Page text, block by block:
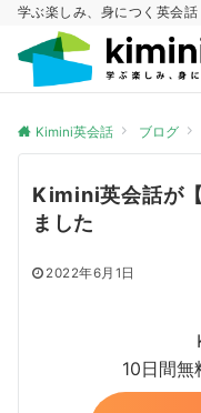
学ぶ楽しみ、身につく英会話
Kimini英会話 ブログ
Kimini英会話が
ました
2022年6月1日
10日間無